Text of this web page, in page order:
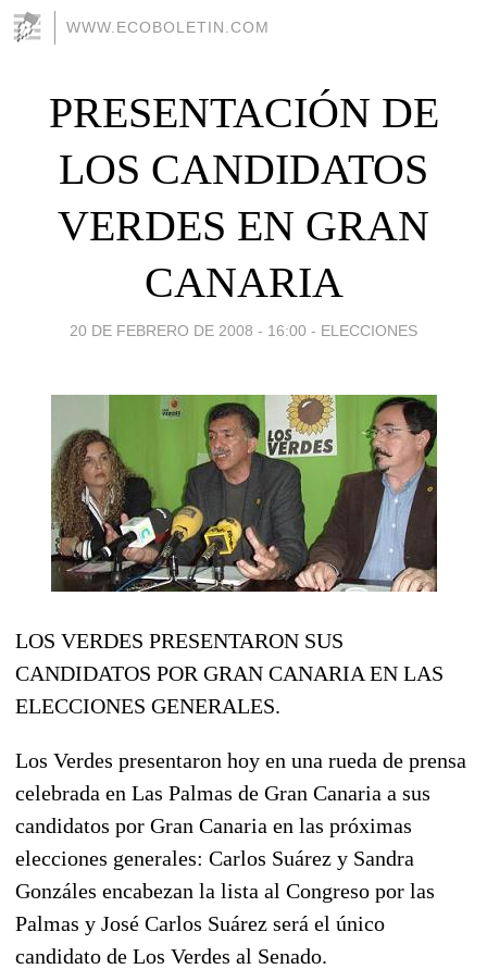
WWW.ECOBOLETIN.COM
PRESENTACIÓN DE
LOS CANDIDATOS
VERDES EN GRAN
CANARIA
20 DE FEBRERO DE 2008 - 16:00 - ELECCIONES
LOS VERDES PRESENTARON SUS
CANDIDATOS POR GRAN CANARIA EN LAS
ELECCIONES GENERALES.
Los Verdes presentaron hoy en una rueda de prensa
celebrada en Las Palmas de Gran Canaria a sus
candidatos por Gran Canaria en las próximas
elecciones generales: Carlos Suárez y Sandra
Gonzáles encabezan la lista al Congreso por las
Palmas y José Carlos Suárez será el único
candidato de Los Verdes al Senado.